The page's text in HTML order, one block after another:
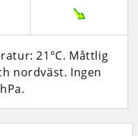
21°C. Måttlig
nordväst. Ingen